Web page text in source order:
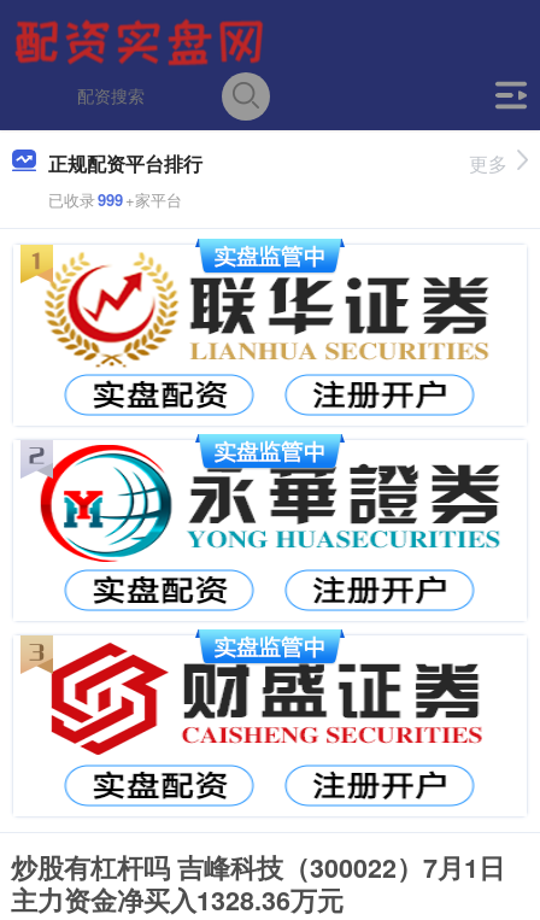
正规配资平台排行
已收录999+家平台
更多
炒股有杠杆吗 吉峰科技（300022）7月1日
主力资金净买入1328.36万元